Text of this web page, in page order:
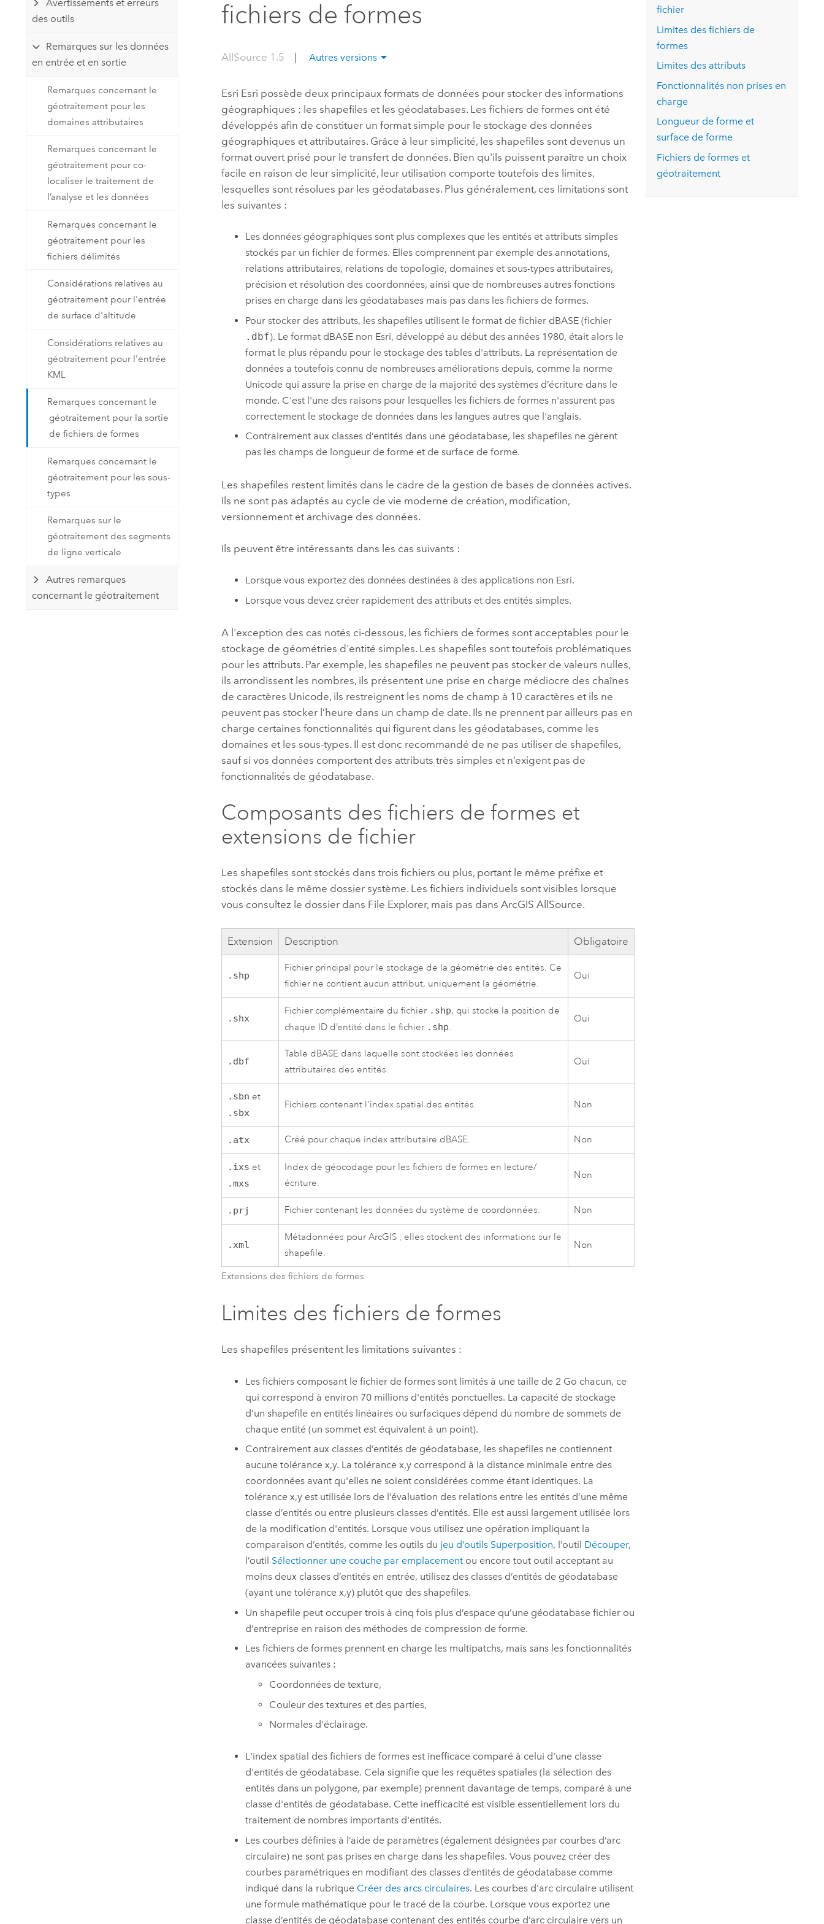
cartographie et d’analyse spatiale
Tous les produits
Découvrir ArcGIS Pro
Ressources naturelles
Tous les secteurs d’activité
Explorer ce cours
professionnels et
Tous les récits
Lire le récit
Avertissements et erreurs
des outils
Remarques sur les données
en entrée et en sortie
Remarques concernant le
géotraitement pour les
domaines attributaires
Remarques concernant le
géotraitement pour co-
localiser le traitement de
l’analyse et les données
Remarques concernant le
géotraitement pour les
fichiers délimités
Considérations relatives au
géotraitement pour l'entrée
de surface d'altitude
Considérations relatives au
géotraitement pour l'entrée
KML
Remarques concernant le
géotraitement pour la sortie
de fichiers de formes
Remarques concernant le
géotraitement pour les sous-
types
Remarques sur le
géotraitement des segments
de ligne verticale
Autres remarques
concernant le géotraitement
fichiers de formes
AllSource 1.5 Autres versions
Esri Esri possède deux principaux formats de données pour stocker des informations
géographiques : les shapefiles et les géodatabases. Les fichiers de formes ont été
développés afin de constituer un format simple pour le stockage des données
géographiques et attributaires. Grâce à leur simplicité, les shapefiles sont devenus un
format ouvert prisé pour le transfert de données. Bien qu'ils puissent paraître un choix
facile en raison de leur simplicité, leur utilisation comporte toutefois des limites,
lesquelles sont résolues par les géodatabases. Plus généralement, ces limitations sont
les suivantes :
Les données géographiques sont plus complexes que les entités et attributs simples
stockés par un fichier de formes. Elles comprennent par exemple des annotations,
relations attributaires, relations de topologie, domaines et sous-types attributaires,
précision et résolution des coordonnées, ainsi que de nombreuses autres fonctions
prises en charge dans les géodatabases mais pas dans les fichiers de formes.
Pour stocker des attributs, les shapefiles utilisent le format de fichier dBASE (fichier
.dbf). Le format dBASE non Esri, développé au début des années 1980, était alors le
format le plus répandu pour le stockage des tables d'attributs. La représentation de
données a toutefois connu de nombreuses améliorations depuis, comme la norme
Unicode qui assure la prise en charge de la majorité des systèmes d’écriture dans le
monde. C'est l'une des raisons pour lesquelles les fichiers de formes n'assurent pas
correctement le stockage de données dans les langues autres que l'anglais.
Contrairement aux classes d’entités dans une géodatabase, les shapefiles ne gèrent
pas les champs de longueur de forme et de surface de forme.
Les shapefiles restent limités dans le cadre de la gestion de bases de données actives.
Ils ne sont pas adaptés au cycle de vie moderne de création, modification,
versionnement et archivage des données.
Ils peuvent être intéressants dans les cas suivants :
Lorsque vous exportez des données destinées à des applications non Esri.
Lorsque vous devez créer rapidement des attributs et des entités simples.
A l'exception des cas notés ci-dessous, les fichiers de formes sont acceptables pour le
stockage de géométries d'entité simples. Les shapefiles sont toutefois problématiques
pour les attributs. Par exemple, les shapefiles ne peuvent pas stocker de valeurs nulles,
ils arrondissent les nombres, ils présentent une prise en charge médiocre des chaînes
de caractères Unicode, ils restreignent les noms de champ à 10 caractères et ils ne
peuvent pas stocker l’heure dans un champ de date. Ils ne prennent par ailleurs pas en
charge certaines fonctionnalités qui figurent dans les géodatabases, comme les
domaines et les sous-types. Il est donc recommandé de ne pas utiliser de shapefiles,
sauf si vos données comportent des attributs très simples et n’exigent pas de
fonctionnalités de géodatabase.
Composants des fichiers de formes et
extensions de fichier
Les shapefiles sont stockés dans trois fichiers ou plus, portant le même préfixe et
stockés dans le même dossier système. Les fichiers individuels sont visibles lorsque
vous consultez le dossier dans File Explorer, mais pas dansArcGIS AllSource.
Extension Description Obligatoire
.shp
Fichier principal pour le stockage de la géométrie des entités. Ce
fichier ne contient aucun attribut, uniquement la géométrie.
Oui
.shx
Fichier complémentaire du fichier .shp, qui stocke la position de
chaque ID d’entité dans le fichier .shp.
Oui
.dbf
Table dBASE dans laquelle sont stockées les données
attributaires des entités.
Oui
.sbn et
.sbx
Fichiers contenant l'index spatial des entités. Non
.atx Créé pour chaque index attributaire dBASE. Non
.ixs et
.mxs
Index de géocodage pour les fichiers de formes en lecture/
écriture.
Non
.prj Fichier contenant les données du système de coordonnées. Non
.xml
Métadonnées pour ArcGIS ; elles stockent des informations sur le
shapefile.
Non
Extensions des fichiers de formes
Limites des fichiers de formes
Les shapefiles présentent les limitations suivantes :
Les fichiers composant le fichier de formes sont limités à une taille de 2 Go chacun, ce
qui correspond à environ 70 millions d'entités ponctuelles. La capacité de stockage
d’un shapefile en entités linéaires ou surfaciques dépend du nombre de sommets de
chaque entité (un sommet est équivalent à un point).
Contrairement aux classes d’entités de géodatabase, les shapefiles ne contiennent
aucune tolérance x,y. La tolérance x,y correspond à la distance minimale entre des
coordonnées avant qu'elles ne soient considérées comme étant identiques. La
tolérance x,y est utilisée lors de l’évaluation des relations entre les entités d’une même
classe d’entités ou entre plusieurs classes d’entités. Elle est aussi largement utilisée lors
de la modification d'entités. Lorsque vous utilisez une opération impliquant la
comparaison d’entités, comme les outils du jeu d’outils Superposition, l’outil Découper,
l’outil Sélectionner une couche par emplacementou encore tout outil acceptant au
moins deux classes d’entités en entrée, utilisez des classes d’entités de géodatabase
(ayant une tolérance x,y) plutôt que des shapefiles.
Un shapefile peut occuper trois à cinq fois plus d’espace qu’une géodatabase fichier ou
d’entreprise en raison des méthodes de compression de forme.
Les fichiers de formes prennent en charge les multipatchs, mais sans les fonctionnalités
avancées suivantes :
Coordonnées de texture,
Couleur des textures et des parties,
Normales d'éclairage.
L'index spatial des fichiers de formes est inefficace comparé à celui d'une classe
d'entités de géodatabase. Cela signifie que les requêtes spatiales (la sélection des
entités dans un polygone, par exemple) prennent davantage de temps, comparé à une
classe d'entités de géodatabase. Cette inefficacité est visible essentiellement lors du
traitement de nombres importants d'entités.
Les courbes définies à l’aide de paramètres (également désignées par courbes d’arc
circulaire) ne sont pas prises en charge dans les shapefiles. Vous pouvez créer des
courbes paramétriques en modifiant des classes d’entités de géodatabase comme
indiqué dans la rubrique Créer des arcs circulaires. Les courbes d'arc circulaire utilisent
une formule mathématique pour le tracé de la courbe. Lorsque vous exportez une
classe d’entités de géodatabase contenant des entités courbe d’arc circulaire vers un
fichier
Limites des fichiers de
formes
Limites des attributs
Fonctionnalités non prises en
charge
Longueur de forme et
surface de forme
Fichiers de formes et
géotraitement